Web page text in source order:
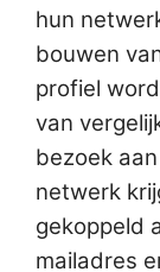
hun
bouwen
profiel
van
bezoek
netwerk
gekoppeld
mailadres